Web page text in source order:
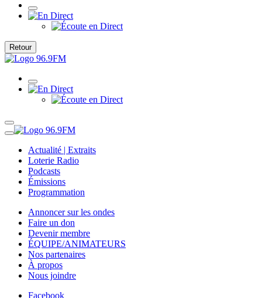
Retour
Actualité | Extraits
Loterie Radio
Podcasts
Émissions
Programmation
Annoncer sur les ondes
Faire un don
Devenir membre
ÉQUIPE/ANIMATEURS
Nos partenaires
À propos
Nous joindre
Facebook